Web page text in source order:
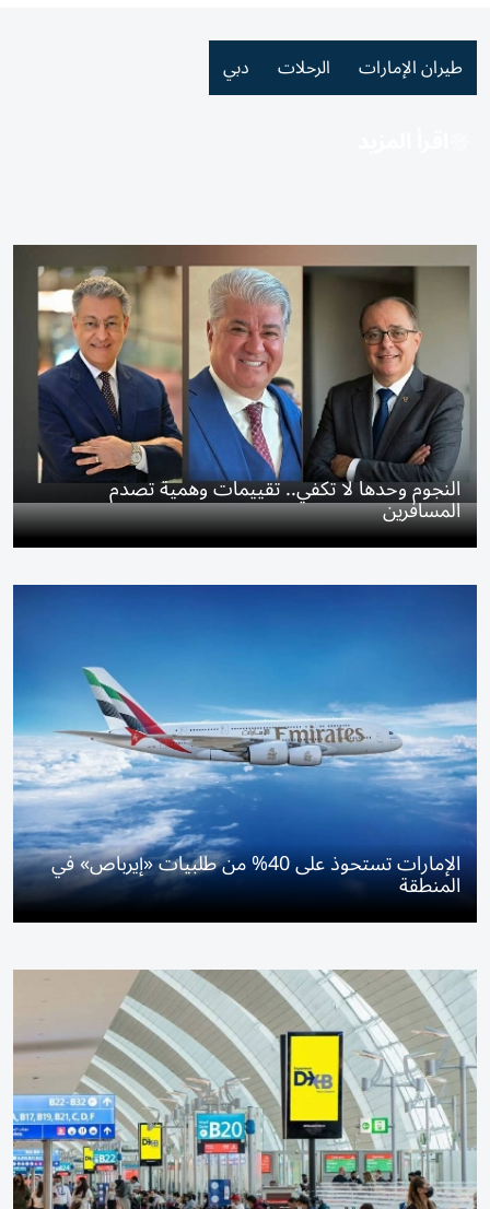
طيران الإمارات الرحلات دبي
النجوم وحدها لا تكفي.. تقييمات وهمية تصدم
المسافرين
الإمارات تستحوذ على 40% من طلبيات «إيرباص» في
المنطقة